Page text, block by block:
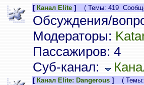
[ Канал Elite ] ( Темы: 419
Обсуждения/
Модераторы:
Пассажиров: 4
Суб-канал:
[ Канал Elite: Dangerous ] ( Темы: